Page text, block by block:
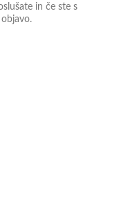
in če ste s